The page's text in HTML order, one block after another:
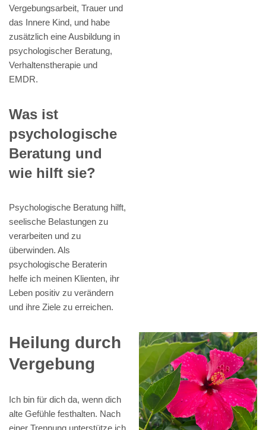
Vergebungsarbeit, Trauer und
das Innere Kind, und habe
zusätzlich eine Ausbildung in
psychologischer Beratung,
Verhaltenstherapie und
EMDR.
Was ist
psychologische
Beratung und
wie hilft sie?
Psychologische Beratung hilft,
seelische Belastungen zu
verarbeiten und zu
überwinden. Als
psychologische Beraterin
helfe ich meinen Klienten, ihr
Leben positiv zu verändern
und ihre Ziele zu erreichen.
Heilung durch
Vergebung
Ich bin für dich da, wenn dich
alte Gefühle festhalten. Nach
einer Trennung unterstütze ich